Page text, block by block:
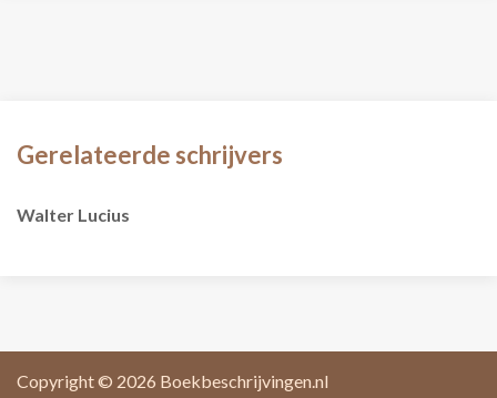
Gerelateerde schrijvers
Walter Lucius
Copyright © 2026 Boekbeschrijvingen.nl